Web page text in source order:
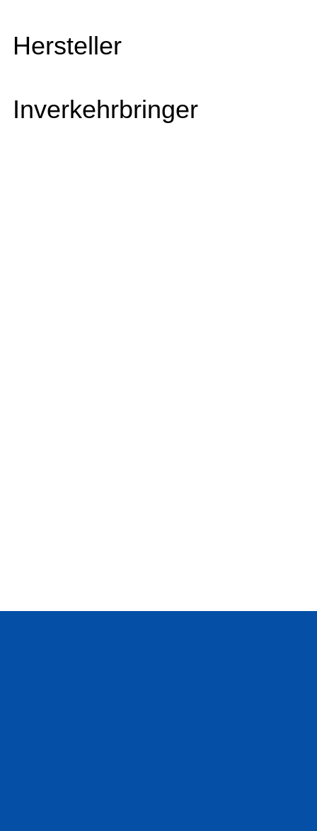
Hersteller
Inverkehrbringer